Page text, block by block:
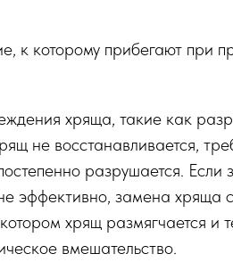
к которому прибегают при
хряща, такие как
не восстанавливается,
разрушается. Если
эффективно, замена хряща
хрящ размягчается и
вмешательство.